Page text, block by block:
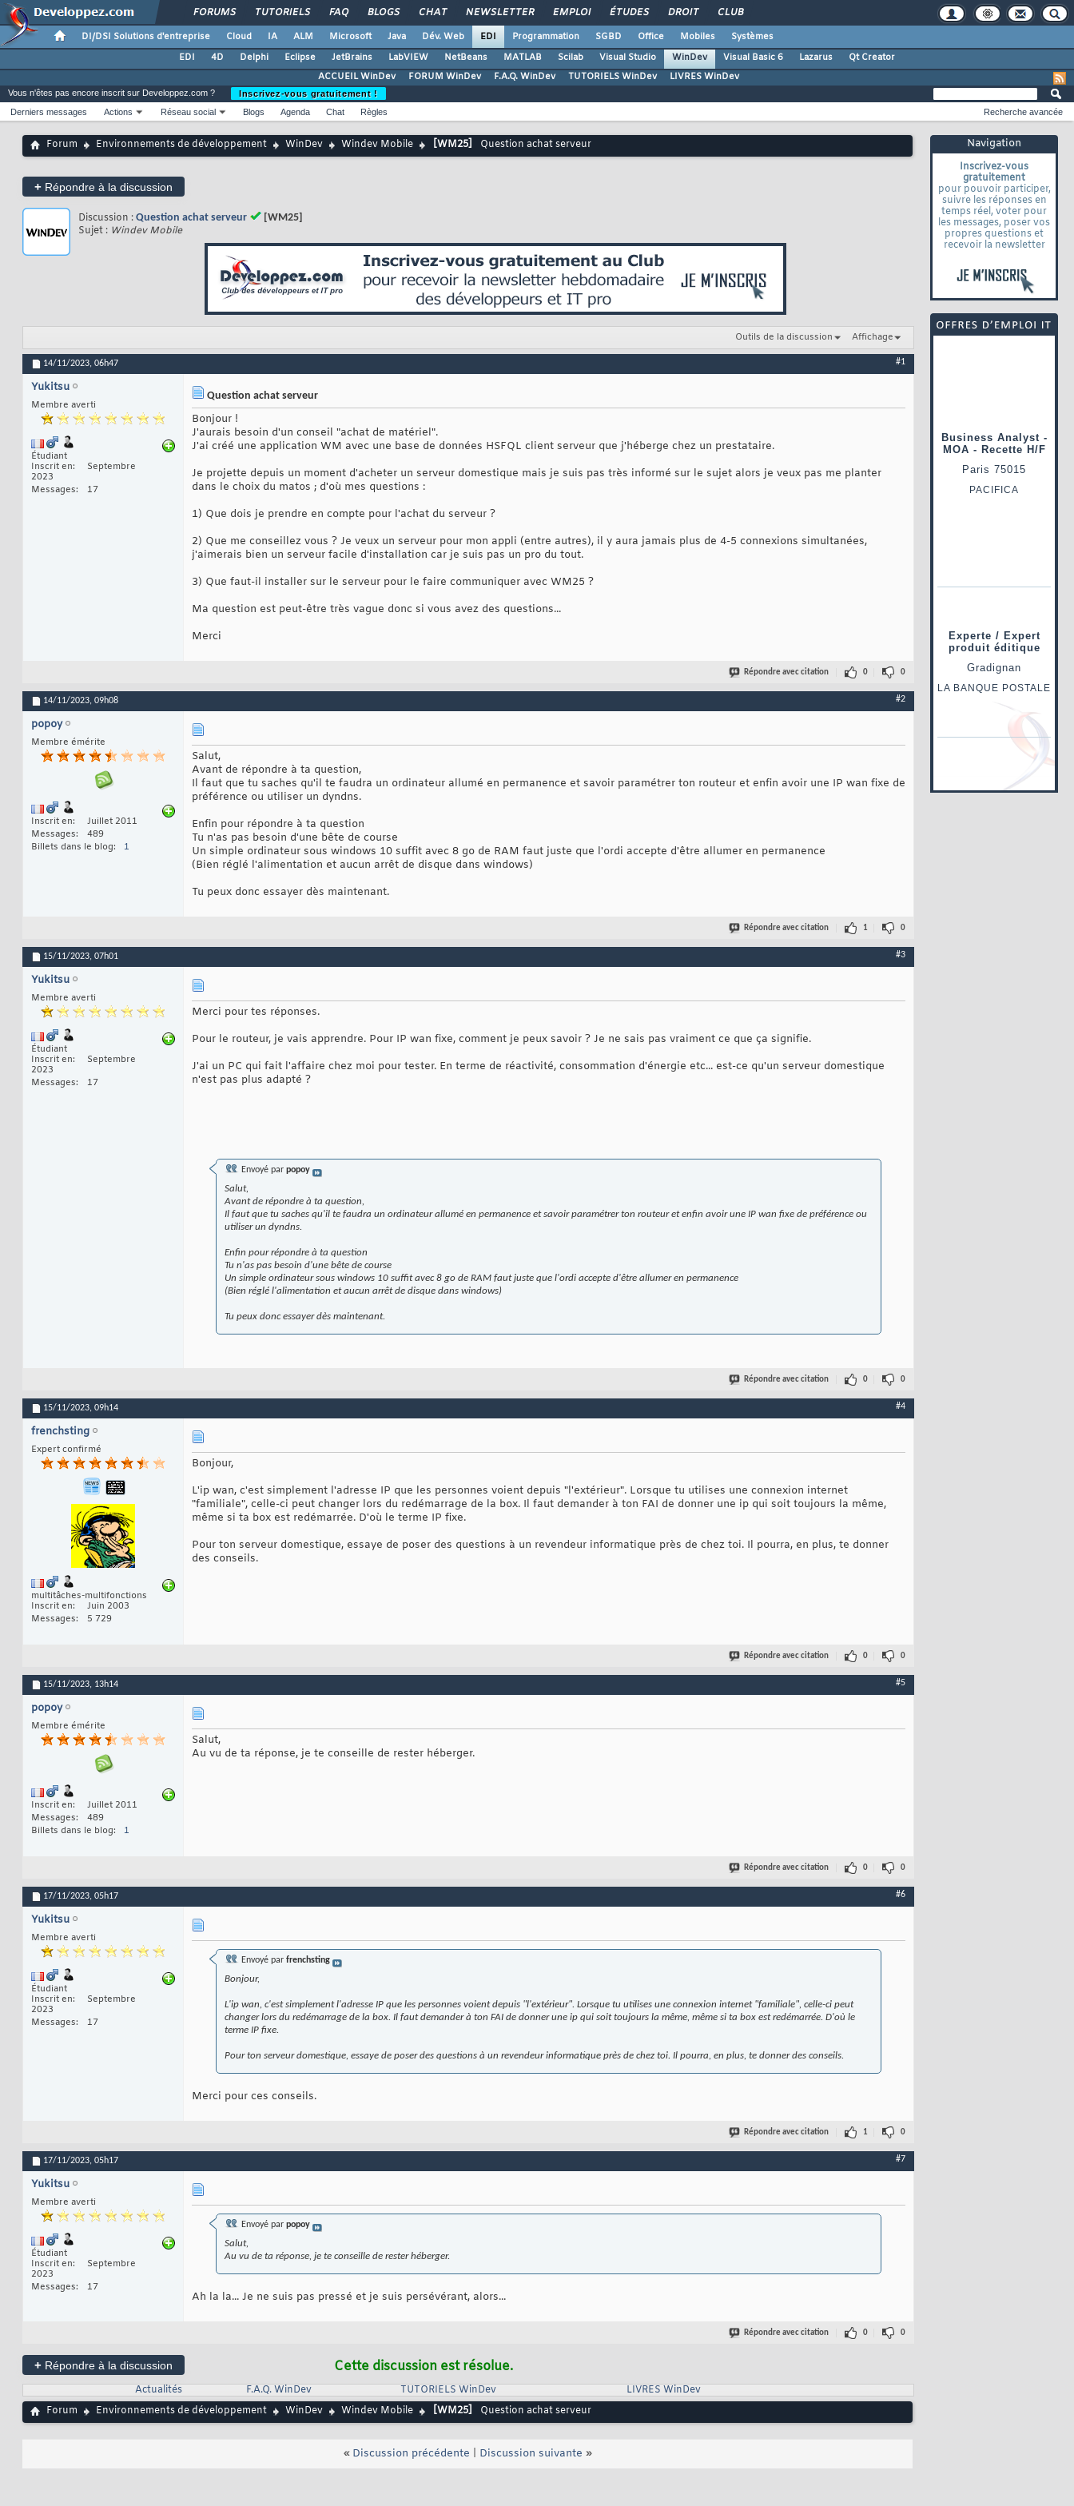
FORUMS TUTORIELS FAQ BLOGS CHAT NEWSLETTER EMPLOI ÉTUDES DROIT CLUB
DI/DSI Solutions d'entreprise Cloud IA ALM Microsoft Java Dév. Web EDI Programmation SGBD Office Mobiles
Systèmes
EDI
4D Delphi Eclipse JetBrains LabVIEW NetBeans MATLAB Scilab Visual Studio WinDev Visual Basic 6 Lazarus
Qt Creator
ACCUEIL WinDev
FORUM WinDev F.A.Q. WinDev TUTORIELS WinDev LIVRES WinDev
Navigation
Inscrivez-vous
gratuitement
pour pouvoir participer,
suivre les réponses en
temps réel, voter pour
les messages, poser vos
propres questions et
recevoir la newsletter
Vous n'êtes pas encore inscrit sur Developpez.com ?
Inscrivez-vous gratuitement !
Derniers messages
Actions Réseau social Blogs Agenda Chat Règles Recherche avancée
Forum Environnements de développement WinDev Windev Mobile [WM25] Question achat serveur
+ Répondre à la discussion
Discussion : Question achat serveur [WM25]
Sujet : Windev Mobile
Outils de la discussion Affichage
14/11/2023, 06h47 #1
Yukitsu
Membre averti
Étudiant
Inscrit en
Septembre
2023
Messages
17
Question achat serveur
Bonjour !
J'aurais besoin d'un conseil "achat de matériel".
J'ai créé une application WM avec une base de données HSFQL client serveur que j'héberge chez un prestataire.
Je projette depuis un moment d'acheter un serveur domestique mais je suis pas très informé sur le sujet alors je veux pas me planter
dans le choix du matos ; d'où mes questions :
1) Que dois je prendre en compte pour l'achat du serveur ?
2) Que me conseillez vous ? Je veux un serveur pour mon appli (entre autres), il y aura jamais plus de 4-5 connexions simultanées,
j'aimerais bien un serveur facile d'installation car je suis pas un pro du tout.
3) Que faut-il installer sur le serveur pour le faire communiquer avec WM25 ?
Ma question est peut-être très vague donc si vous avez des questions...
Merci
Répondre avec citation 0 0
14/11/2023, 09h08 #2
popoy
Membre émérite
Inscrit en
Juillet 2011
Messages
489
Billets dans le blog
1
Salut,
Avant de répondre à ta question,
Il faut que tu saches qu'il te faudra un ordinateur allumé en permanence et savoir paramétrer ton routeur et enfin avoir une IP wan fixe de
préférence ou utiliser un dyndns.
Enfin pour répondre à ta question
Tu n'as pas besoin d'une bête de course
Un simple ordinateur sous windows 10 suffit avec 8 go de RAM faut juste que l'ordi accepte d'être allumer en permanence
(Bien réglé l'alimentation et aucun arrêt de disque dans windows)
Tu peux donc essayer dès maintenant.
Répondre avec citation 1 0
15/11/2023, 07h01 #3
Yukitsu
Membre averti
Étudiant
Inscrit en
Septembre
2023
Messages
17
Merci pour tes réponses.
Pour le routeur, je vais apprendre. Pour IP wan fixe, comment je peux savoir ? Je ne sais pas vraiment ce que ça signifie.
J'ai un PC qui fait l'affaire chez moi pour tester. En terme de réactivité, consommation d'énergie etc... est-ce qu'un serveur domestique
n'est pas plus adapté ?
Envoyé par popoy
Salut,
Avant de répondre à ta question,
Il faut que tu saches qu'il te faudra un ordinateur allumé en permanence et savoir paramétrer ton routeur et enfin avoir une IP wan fixe de préférence ou
utiliser un dyndns.
Enfin pour répondre à ta question
Tu n'as pas besoin d'une bête de course
Un simple ordinateur sous windows 10 suffit avec 8 go de RAM faut juste que l'ordi accepte d'être allumer en permanence
(Bien réglé l'alimentation et aucun arrêt de disque dans windows)
Tu peux donc essayer dès maintenant.
Répondre avec citation 0 0
15/11/2023, 09h14 #4
frenchsting
Expert confirmé
multitâches-multifonctions
Inscrit en
Juin 2003
Messages
5 729
Bonjour,
L'ip wan, c'est simplement l'adresse IP que les personnes voient depuis "l'extérieur". Lorsque tu utilises une connexion internet
"familiale", celle-ci peut changer lors du redémarrage de la box. Il faut demander à ton FAI de donner une ip qui soit toujours la même,
même si ta box est redémarrée. D'où le terme IP fixe.
Pour ton serveur domestique, essaye de poser des questions à un revendeur informatique près de chez toi. Il pourra, en plus, te donner
des conseils.
Répondre avec citation 0 0
15/11/2023, 13h14 #5
popoy
Membre émérite
Inscrit en
Juillet 2011
Messages
489
Billets dans le blog
1
Salut,
Au vu de ta réponse, je te conseille de rester héberger.
Répondre avec citation 0 0
17/11/2023, 05h17 #6
Yukitsu
Membre averti
Étudiant
Inscrit en
Septembre
2023
Messages
17
Envoyé par frenchsting
Bonjour,
L'ip wan, c'est simplement l'adresse IP que les personnes voient depuis "l'extérieur". Lorsque tu utilises une connexion internet "familiale", celle-ci peut
changer lors du redémarrage de la box. Il faut demander à ton FAI de donner une ip qui soit toujours la même, même si ta box est redémarrée. D'où le
terme IP fixe.
Pour ton serveur domestique, essaye de poser des questions à un revendeur informatique près de chez toi. Il pourra, en plus, te donner des conseils.
Merci pour ces conseils.
Répondre avec citation 1 0
17/11/2023, 05h17 #7
Yukitsu
Membre averti
Étudiant
Inscrit en
Septembre
2023
Messages
17
Envoyé par popoy
Salut,
Au vu de ta réponse, je te conseille de rester héberger.
Ah la la... Je ne suis pas pressé et je suis persévérant, alors...
Répondre avec citation 0 0
+ Répondre à la discussion Cette discussion est résolue.
Actualités F.A.Q. WinDev TUTORIELS WinDev
LIVRES WinDev
Forum
Environnements de développement WinDev Windev Mobile [WM25] Question achat serveur
« Discussion précédente Discussion suivante »